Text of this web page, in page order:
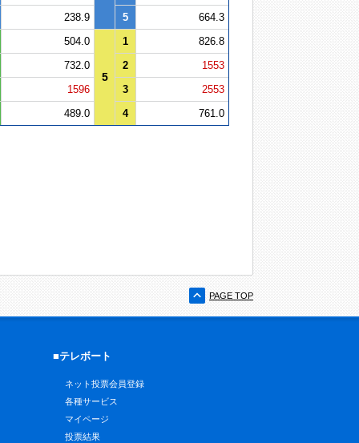
238.9
5
664.3
504.0
5
1
826.8
732.0
2
1553
1596
3
2553
489.0
4 761.0
PAGE TOP
■テレボート
ネット投票会員登録
各種サービス
マイページ
投票結果